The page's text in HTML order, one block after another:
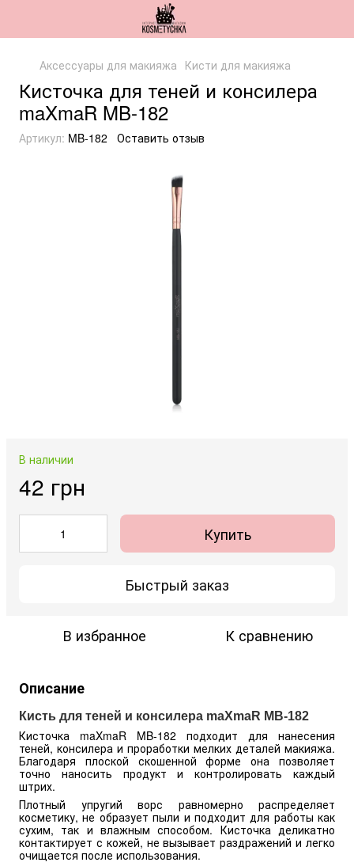
Аксессуары для макияжа Кисти для макияжа
Кисточка для теней и консилера
maXmaR MB-182
Артикул: MB-182 Оставить отзыв
В наличии
42 грн
Купить
Быстрый заказ
В избранное К сравнению
Описание
Кисть для теней и консилера maXmaR MB-182
Кисточка maXmaR MB-182 подходит для нанесения
теней, консилера и проработки мелких деталей макияжа.
Благодаря плоской скошенной форме она позволяет
точно наносить продукт и контролировать каждый
штрих.
Плотный упругий ворс равномерно распределяет
косметику, не образует пыли и подходит для работы как
сухим, так и влажным способом. Кисточка деликатно
контактирует с кожей, не вызывает раздражений и легко
очищается после использования.